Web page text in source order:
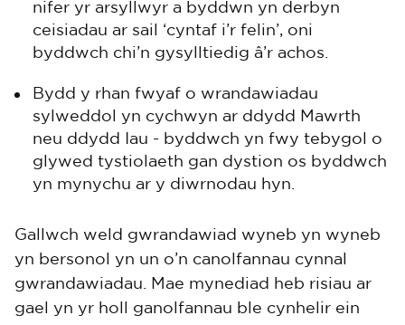
nifer yr arsyllwyr a byddwn yn derbyn
ceisiadau ar sail ‘cyntaf i’r felin’, oni
byddwch chi’n gysylltiedig â’r achos.
Bydd y rhan fwyaf o wrandawiadau
sylweddol yn cychwyn ar ddydd Mawrth
neu ddydd Iau - byddwch yn fwy tebygol o
glywed tystiolaeth gan dystion os byddwch
yn mynychu ar y diwrnodau hyn.
Gallwch weld gwrandawiad wyneb yn wyneb
yn bersonol yn un o’n canolfannau cynnal
gwrandawiadau. Mae mynediad heb risiau ar
gael yn yr holl ganolfannau ble cynhelir ein